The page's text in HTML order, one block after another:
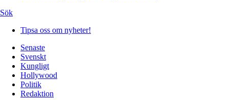
Sök
Tipsa oss om nyheter!
Senaste
Svenskt
Kungligt
Hollywood
Politik
Redaktion